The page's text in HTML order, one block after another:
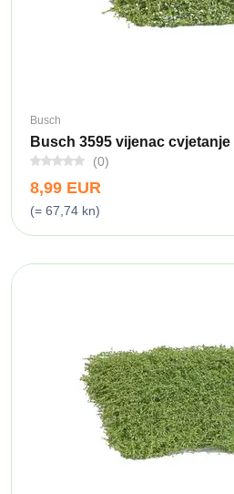
Busch
Busch 3595 vijenac cvjetanje
(0)
8,99 EUR
(= 67,74 kn)